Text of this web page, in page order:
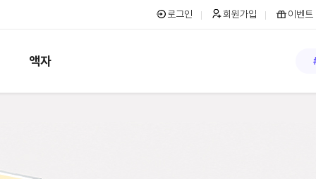
로그인 회원가입 이벤트
액자